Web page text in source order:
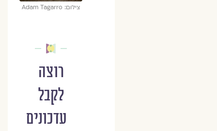
צילום: Adam Tagarro
רוצה
לקבל
עדכונים